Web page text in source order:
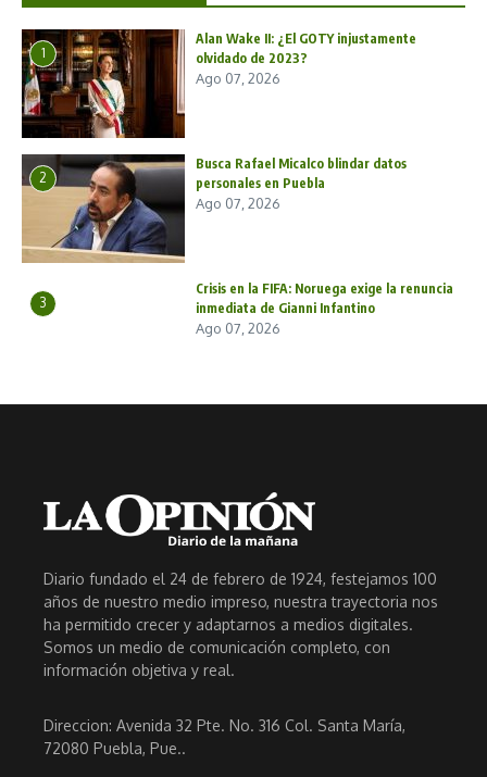
1
Alan Wake II: ¿El GOTY injustamente
olvidado de 2023?
Ago 07, 2026
2
Busca Rafael Micalco blindar datos
personales en Puebla
Ago 07, 2026
3
Crisis en la FIFA: Noruega exige la renuncia
inmediata de Gianni Infantino
Ago 07, 2026
Diario fundado el 24 de febrero de 1924, festejamos 100
años de nuestro medio impreso, nuestra trayectoria nos
ha permitido crecer y adaptarnos a medios digitales.
Somos un medio de comunicación completo, con
información objetiva y real.
Direccion: Avenida 32 Pte. No. 316 Col. Santa María,
72080 Puebla, Pue..